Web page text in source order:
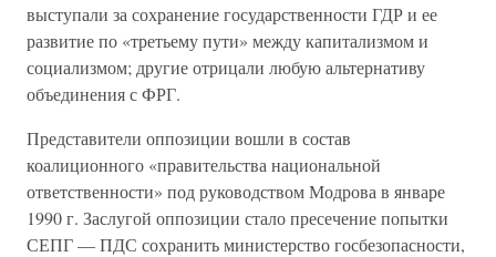
выступали за сохранение государственности ГДР и ее
развитие по «третьему пути» между капитализмом и
социализмом; другие отрицали любую альтернативу
объединения с ФРГ.
Представители оппозиции вошли в состав
коалиционного «правительства национальной
ответственности» под руководством Модрова в январе
1990 г. Заслугой оппозиции стало пресечение попытки
СЕПГ — ПДС сохранить министерство госбезопасности,